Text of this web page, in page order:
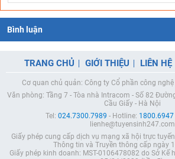
Bình luận
TRANG CHỦ GIỚI THIỆU LIÊN HỆ
Cơ quan chủ quản: Công ty Cổ phần công
Văn phòng: Tầng 7 - Tòa nhà Intracom - Số 82
Cầu Giấy - Hà Nội
Tel: 024.7300.7989 - Hotline: 1800.6947
lienhe@tuyensinh247.com
Giấy phép cung cấp dịch vụ mạng xã hội trực
Thông tin và Truyền thông cấp ngày
Giấy phép kinh doanh: MST-0106478082 do Sở Kế